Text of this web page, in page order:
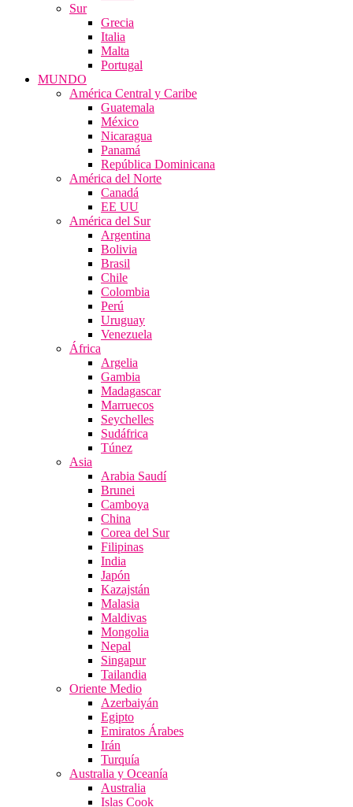
Sur
Grecia
Italia
Malta
Portugal
MUNDO
América Central y Caribe
Guatemala
México
Nicaragua
Panamá
República Dominicana
América del Norte
Canadá
EE UU
América del Sur
Argentina
Bolivia
Brasil
Chile
Colombia
Perú
Uruguay
Venezuela
África
Argelia
Gambia
Madagascar
Marruecos
Seychelles
Sudáfrica
Túnez
Asia
Arabia Saudí
Brunei
Camboya
China
Corea del Sur
Filipinas
India
Japón
Kazajstán
Malasia
Maldivas
Mongolia
Nepal
Singapur
Tailandia
Oriente Medio
Azerbaiyán
Egipto
Emiratos Árabes
Irán
Turquía
Australia y Oceanía
Australia
Islas Cook